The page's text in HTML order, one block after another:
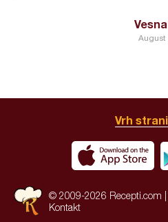
August
Vrh
© 2009-2026 Recepti.com |
Kontakt